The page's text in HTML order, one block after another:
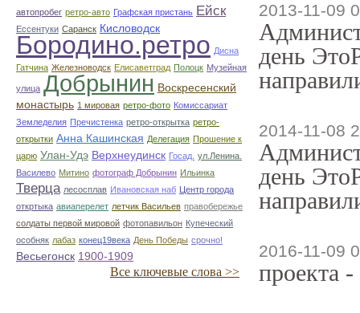
автопробег ретро-авто Графская пристань Ейск
Ессентуки Саранск Кисловодск
Бородино.ретро Дисна
Гатчина Железноводск Елисаветград Полоцк Музейная
улица Добрынин Воскресенский
монастырь 1 мировая ретро-фото Комиссариат
Земледелия Пречистенка ретро-открытка ретро-
открытки Анна Кашинская Делегация Прошение к
царю Улан-Удэ Верхнеудинск Госад. ул.Ленина.
Василево Митино фотограф Добрынин Ильинка
Тверца лесосплав Ивановская наб Центр города
откртыка авиаперелет летчик Васильев правобережье
солдаты первой мировой фотопавильон Купеческий
особняк лабаз конец19века День Победы срочно!
Весьегонск 1900-1909
Все ключевые слова >>
2013-11-09
день
2014-11-08
день
2016-11-09
проекта